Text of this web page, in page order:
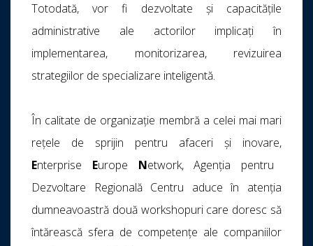
Totodată, vor fi dezvoltate și capacitățile
administrative ale actorilor implicați în
implementarea, monitorizarea, revizuirea
strategiilor de specializare inteligentă.
În calitate de organizaţie membră a celei mai mari
reţele de sprijin pentru afaceri şi inovare,
Enterprise Europe Network, Agenția pentru
Dezvoltare Regională Centru aduce în atenția
dumneavoastră două workshopuri care doresc să
întărească sfera de competențe ale companiilor